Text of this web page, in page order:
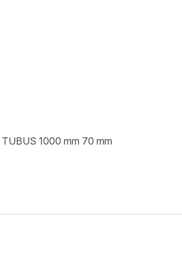
1000 mm 70 mm